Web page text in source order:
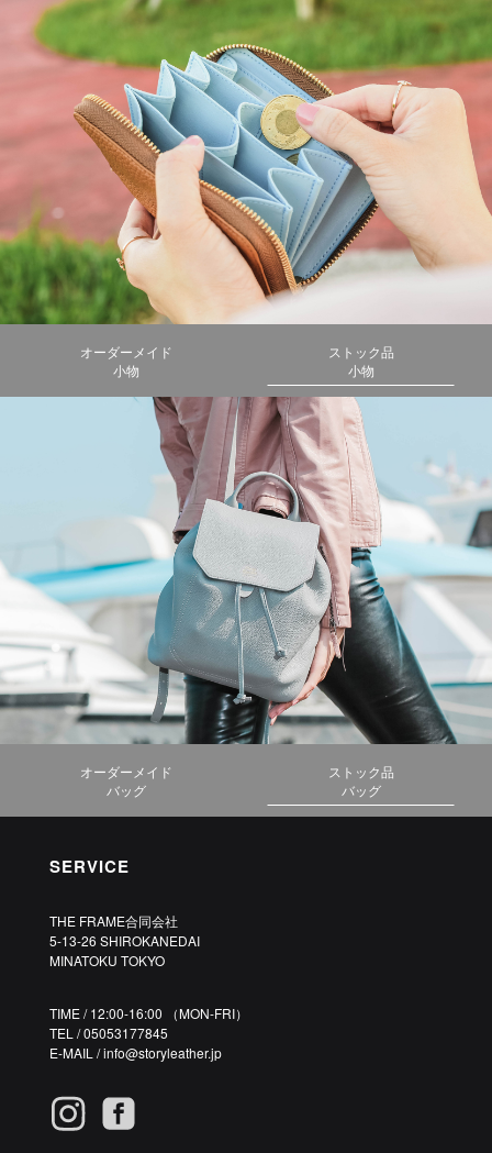
オーダーメイド
小物
ストック品
小物
オーダーメイド
バッグ
ストック品
バッグ
SERVICE
THE FRAME合同会社
5-13-26 SHIROKANEDAI
MINATOKU TOKYO
TIME / 12:00-16:00 （MON-FRI）
TEL / 05053177845
E-MAIL /info@storyleather.jp